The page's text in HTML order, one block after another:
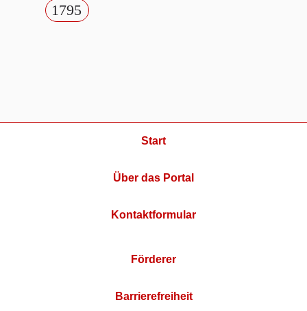
1795
Start
Über das Portal
Kontaktformular
Förderer
Barrierefreiheit